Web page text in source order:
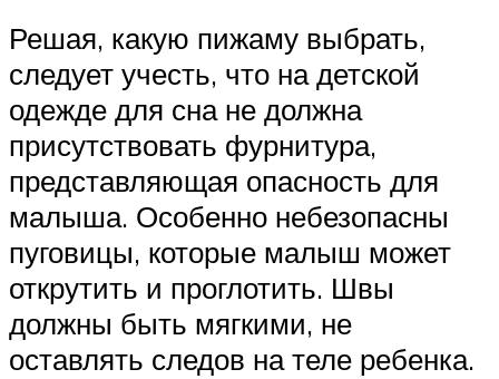
Решая, какую пижаму выбрать,
следует учесть, что на детской
одежде для сна не должна
присутствовать фурнитура,
представляющая опасность для
малыша. Особенно небезопасны
пуговицы, которые малыш может
открутить и проглотить. Швы
должны быть мягкими, не
оставлять следов на теле ребенка.